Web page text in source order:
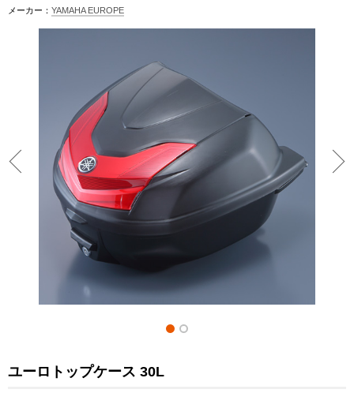
メーカー： YAMAHA EUROPE
ユーロトップケース 30L